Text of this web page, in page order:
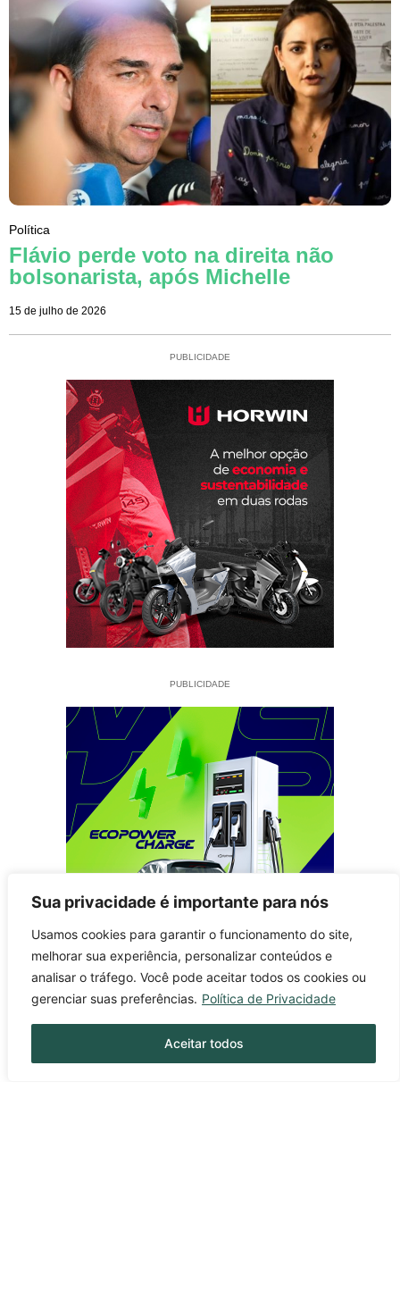
Sua privacidade é importante para nós
Usamos cookies para garantir o funcionamento do site,
melhorar sua experiência, personalizar conteúdos e
analisar o tráfego. Você pode aceitar todos os cookies ou
gerenciar suas preferências. Política de Privacidade
Aceitar todos
Política
Flávio perde voto na direita não
bolsonarista, após Michelle
15 de julho de 2026
PUBLICIDADE
PUBLICIDADE